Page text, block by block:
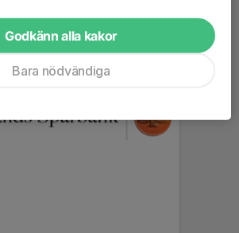
Godkänn alla kakor
Bara nödvändiga